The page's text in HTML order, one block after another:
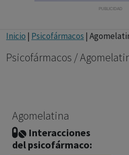
caso concreto, el tratamiento
PUBLICIDAD
Inicio | Psicofármacos |
Psicofármacos /
Agomelatina
Interacciones
del psicofármaco: